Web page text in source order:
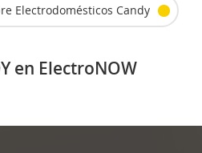
Electrodomésticos Candy
en ElectroNOW